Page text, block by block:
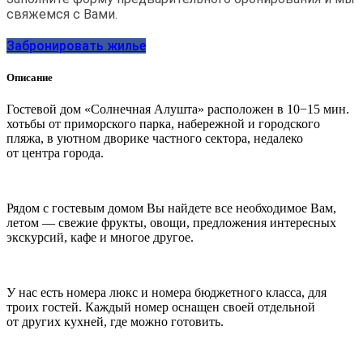
свяжемся с Вами.
Забронировать жилье
Описание
Гостевой дом «Солнечная Алушта» расположен в 10−15 мин.
хотьбы от приморского парка, набережной и городского
пляжа, в уютном дворике частного сектора, недалеко
от центра города.
Рядом с гостевым домом Вы найдете все необходимое Вам,
летом — свежие фрукты, овощи, предложения интересных
экскурсий, кафе и многое другое.
У нас есть номера люкс и номера бюджетного класса, для
троих гостей. Каждый номер оснащен своей отдельной
от других кухней, где можно готовить.